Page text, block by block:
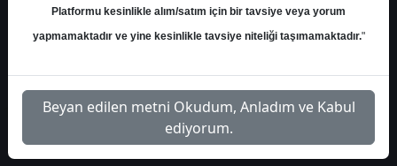
Platformu kesinlikle alım/satım için bir tavsiye veya yorum
yapmamaktadır ve yine kesinlikle tavsiye niteliği taşımamaktadır."
Beyan edilen metni Okudum, Anladım ve Kabul
ediyorum.